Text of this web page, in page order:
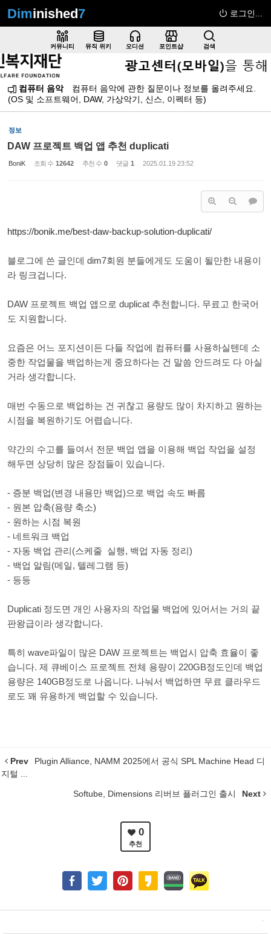
Diminished7 로그인...
커뮤니티 뮤직 위키 오디션 포인트샵 검색
컴퓨터 음악
컴퓨터 음악에 관한 질문이나 정보를 올려주세요.
(OS 및 소프트웨어, DAW, 가상악기, 신스, 이펙터 등)
정보
DAW 프로젝트 백업 앱 추천 duplicati
BoniK 조회 수 12642 추천 수 0 댓글 1 2025.01.19 23:52
https://bonik.me/best-daw-backup-solution-duplicati/
블로그에 쓴 글인데 dim7회원 분들에게도 도움이 될만한 내용이
라 링크겁니다.
DAW 프로젝트 백업 앱으로 duplicat 추천합니다. 무료고 한국어
도 지원합니다.
요즘은 어느 포지션이든 다들 작업에 컴퓨터를 사용하실텐데 소
중한 작업물을 백업하는게 중요하다는 건 말씀 안드려도 다 아실
거라 생각합니다.
매번 수동으로 백업하는 건 귀찮고 용량도 많이 차지하고 원하는
시점을 복원하기도 어렵습니다.
약간의 수고를 들여서 전문 백업 앱을 이용해 백업 작업을 설정
해두면 상당히 많은 장점들이 있습니다.
- 증분 백업(변경 내용만 백업)으로 백업 속도 빠름
- 원본 압축(용량 축소)
- 원하는 시점 복원
- 네트워크 백업
- 자동 백업 관리(스케줄 실행, 백업 자동 정리)
- 백업 알림(메일, 텔레그램 등)
- 등등
Duplicati 정도면 개인 사용자의 작업물 백업에 있어서는 거의 끝
판왕급이라 생각합니다.
특히 wave파일이 많은 DAW 프로젝트는 백업시 압축 효율이 좋
습니다. 제 큐베이스 프로젝트 전체 용량이 220GB정도인데 백업
용량은 140GB정도로 나옵니다. 나눠서 백업하면 무료 클라우드
로도 꽤 유용하게 백업할 수 있습니다.
Prev
Plugin Alliance, NAMM 2025에서 공식 SPL Machine Head 디
지털 ...
Softube, Dimensions 리버브 플러그인 출시 Next
0
추천
Sketchbook5, 스케치북5
Sketchbook5, 스케치북5